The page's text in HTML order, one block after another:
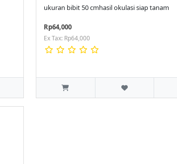
ukuran bibit 50 cmhasil okulasi siap tanam
Rp64,000
Ex Tax: Rp64,000